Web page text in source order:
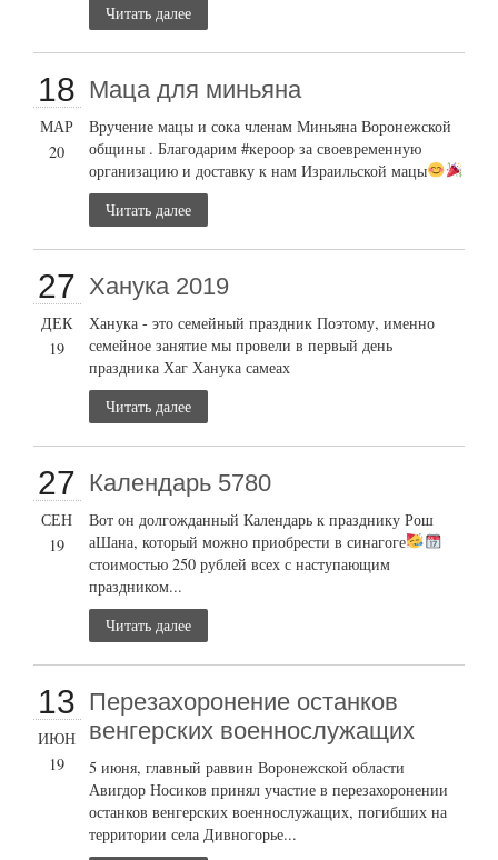
Читать далее
18
МАР
20
Маца для миньяна
Вручение мацы и сока членам Миньяна Воронежской
общины . Благодарим #кероор за своевременную
организацию и доставку к нам Израильской мацы
Читать далее
27
ДЕК
19
Ханука 2019
Ханука - это семейный праздник Поэтому, именно
семейное занятие мы провели в первый день
праздника Хаг Ханука самеах
Читать далее
27
СЕН
19
Календарь 5780
Вот он долгожданный Календарь к празднику Рош
аШана, который можно приобрести в синагоге
стоимостью 250 рублей всех с наступающим
праздником...
Читать далее
13
ИЮН
19
Перезахоронение останков
венгерских военнослужащих
5 июня, главный раввин Воронежской области
Авигдор Носиков принял участие в перезахоронении
останков венгерских военнослужащих, погибших на
территории села Дивногорье...